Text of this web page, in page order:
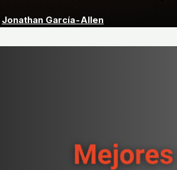
Jonathan García-Allen